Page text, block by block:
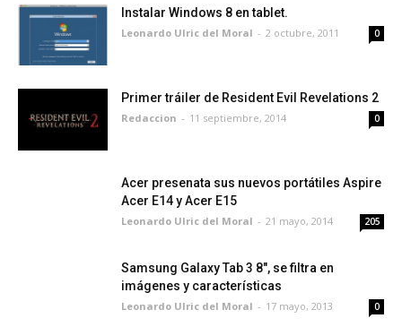
Instalar Windows 8 en tablet.
Leonardo Ulric del Moral - 2 octubre, 2011 0
Primer tráiler de Resident Evil Revelations 2
Redaccion - 11 septiembre, 2014 0
Acer presenata sus nuevos portátiles Aspire
Acer E14 y Acer E15
Leonardo Ulric del Moral - 21 mayo, 2014 205
Samsung Galaxy Tab 3 8", se filtra en
imágenes y características
Leonardo Ulric del Moral - 17 mayo, 2013 0